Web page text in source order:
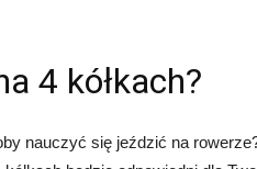
4 kółkach?
nauczyć się jeździć na